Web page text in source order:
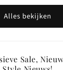
Alles bekijken
Sale,